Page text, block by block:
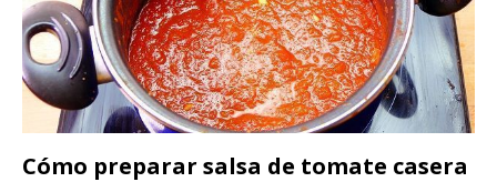
Cómo preparar salsa de tomate casera